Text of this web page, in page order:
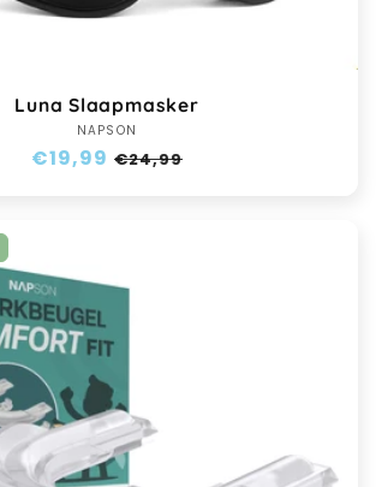
Luna Slaapmasker
Verkoper:
NAPSON
Normale
€19,99 Aanbiedingsprijs
€24,99